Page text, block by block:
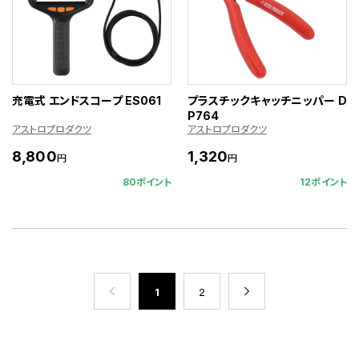
充電式 エンドスコープ ES061
アストロプロダクツ
8,800円
80ポイント
プラスチックキャッチニッパー D
P764
アストロプロダクツ
1,320円
12ポイント
1 2